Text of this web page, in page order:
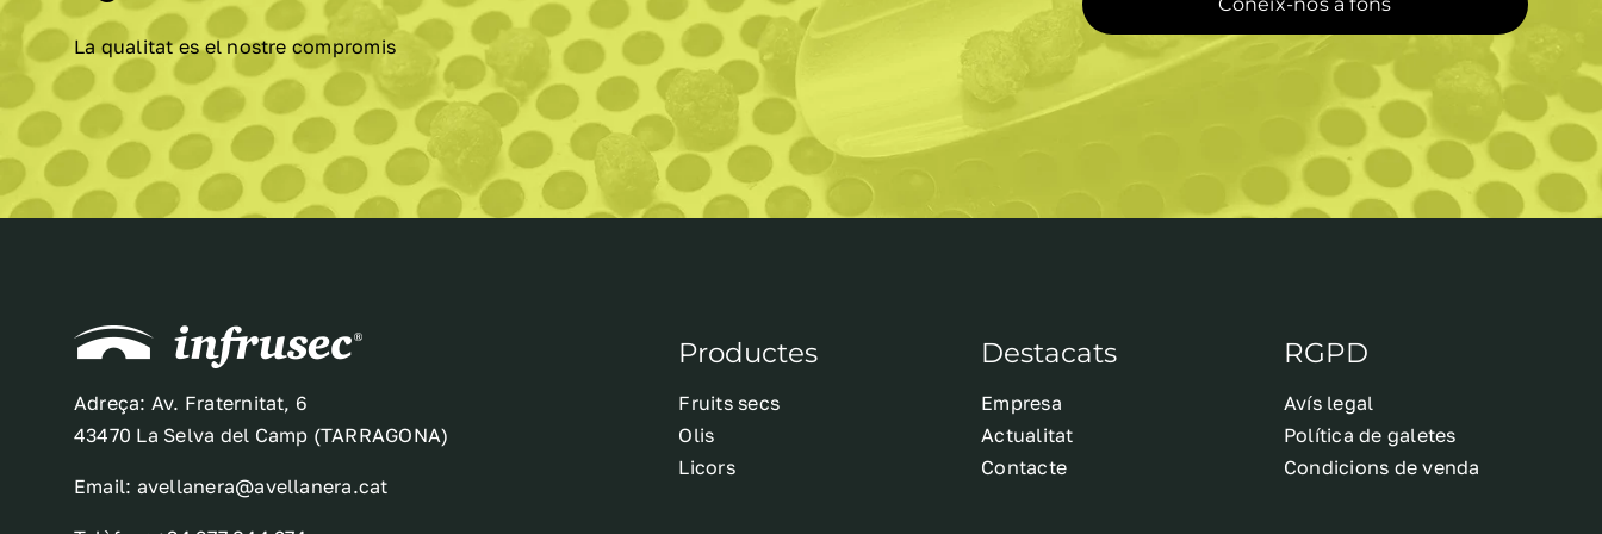
La qualitat es el nostre compromis
Adreça: Av. Fraternitat, 6
43470 La Selva del Camp (TARRAGONA)
Email: avellanera@avellanera.cat
Productes
Fruits secs
Olis
Licors
Destacats
Empresa
Actualitat
Contacte
RGPD
Avís legal
Política de galetes
Condicions de venda